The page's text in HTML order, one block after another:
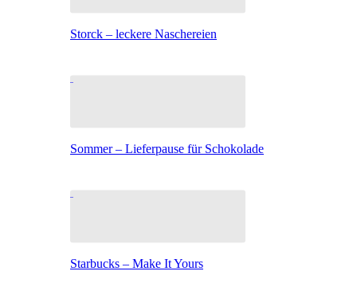
Storck – leckere Naschereien
Sommer – Lieferpause für Schokolade
Starbucks – Make It Yours